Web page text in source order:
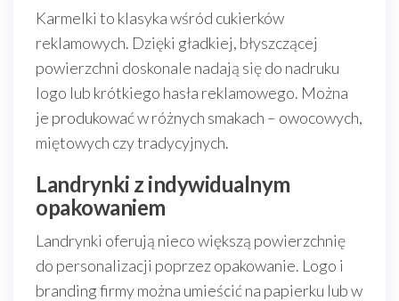
Karmelki to klasyka wśród cukierków
reklamowych. Dzięki gładkiej, błyszczącej
powierzchni doskonale nadają się do nadruku
logo lub krótkiego hasła reklamowego. Można
je produkować w różnych smakach – owocowych,
miętowych czy tradycyjnych.
Landrynki z indywidualnym
opakowaniem
Landrynki oferują nieco większą powierzchnię
do personalizacji poprzez opakowanie. Logo i
branding firmy można umieścić na papierku lub w